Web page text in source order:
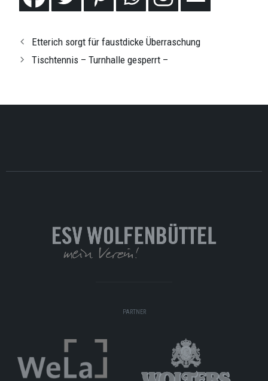
Etterich sorgt für faustdicke Überraschung
Tischtennis – Turnhalle gesperrt –
PARTNER